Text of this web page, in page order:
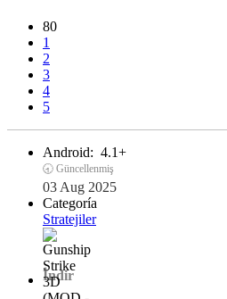
80
1
2
3
4
5
Android: 4.1+
🕣 Güncellenmiş
03 Aug 2025
Categoría
Stratejiler
İndir